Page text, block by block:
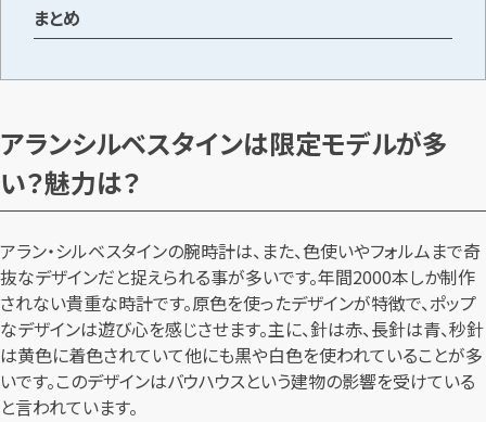
まとめ
アランシルベスタインは限定モデルが多
い？魅力は？
アラン・シルベスタインの腕時計は、また、色使いやフォルムまで奇
抜なデザインだと捉えられる事が多いです。年間2000本しか制作
されない貴重な時計です。原色を使ったデザインが特徴で、ポップ
なデザインは遊び心を感じさせます。主に、針は赤、長針は青、秒針
は黄色に着色されていて他にも黒や白色を使われていることが多
いです。このデザインはバウハウスという建物の影響を受けている
と言われています。